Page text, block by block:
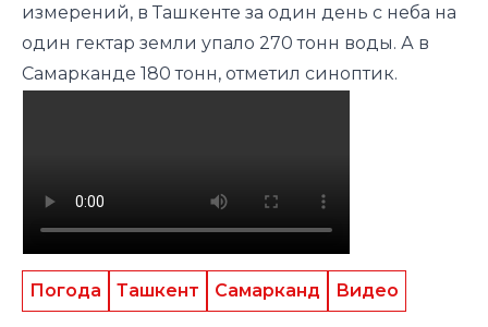
измерений, в Ташкенте за один день с неба на
один гектар земли упало 270 тонн воды. А в
Самарканде 180 тонн, отметил синоптик.
Погода Ташкент Самарканд Видео